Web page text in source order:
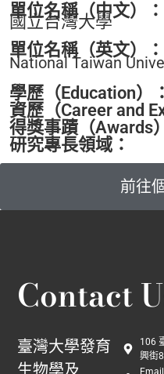
單位名稱（中文）：
國立台灣大學
單位名稱（英文）：
National Taiwan
學歷（Education）：
資歷（Career and
得獎事蹟（Awards
研究專長領域：
前往
Contact
臺灣大學發育
106
興街